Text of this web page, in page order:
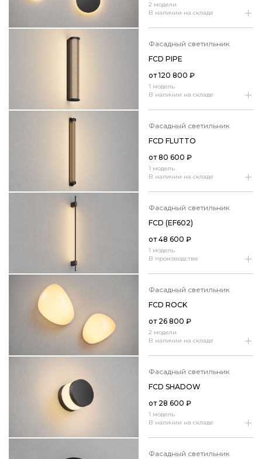
2 модели
В наличии на складе
фасадный светильник
1 модель
В наличии на складе
FCD PIPE
от120 800 ₽
фасадный светильник
1 модель
В наличии на складе
FCD FLUTTO
от80 600 ₽
фасадный светильник
1 модель
В производстве
FCD (EF602)
от48 600 ₽
фасадный светильник
2 модели
В наличии на складе
FCD ROCK
от 26 800 ₽
фасадный светильник
1 модель
В наличии на складе
FCD SHADOW
от 28 600 ₽
фасадный светильник